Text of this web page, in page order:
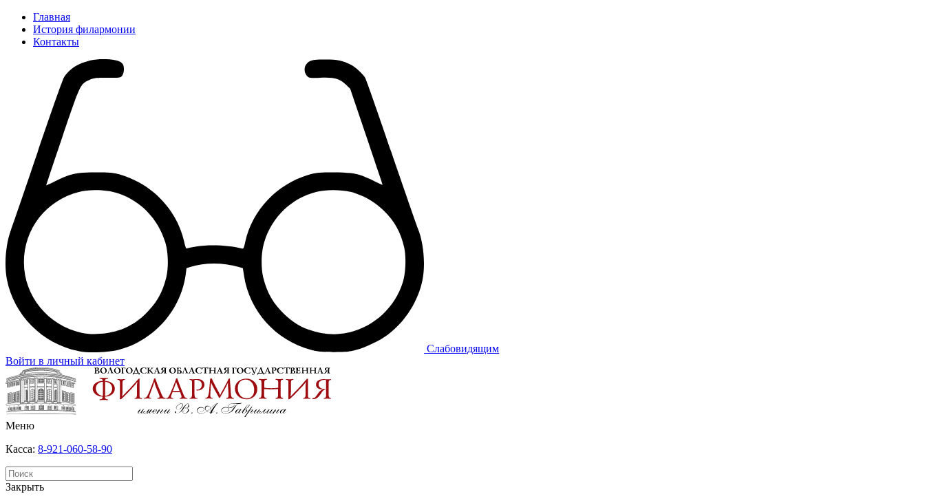
Главная
История филармонии
Контакты
Слабовидящим
Войти в личный кабинет
Меню
Касса: 8-921-060-58-90
Закрыть